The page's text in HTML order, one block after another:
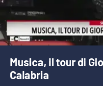
Storie
NETWORK
Lacplay.it
Musica, il tour di
Calabria